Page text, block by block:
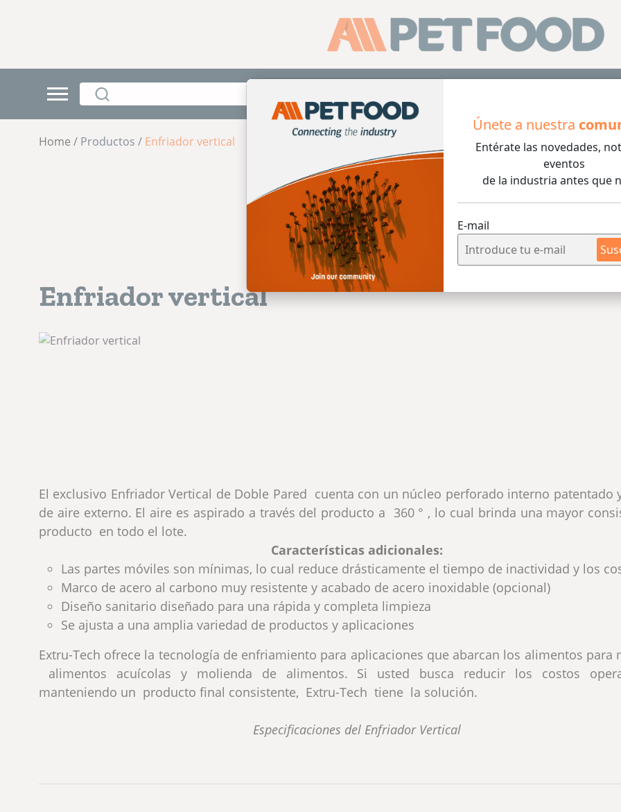
Únete a nuestra
Entérate las novedades,
eventos
de la industria antes que
E-mail
Home / Productos / Enfriador vertical
Enfriador vertical
El exclusivo Enfriador Vertical de Doble Pared cuenta con un núcleo perforado interno patentado
de aire externo. El aire es aspirado a través del producto a 360 ° , lo cual brinda una mayor
producto en todo el lote.
Características adicionales:
Las partes móviles son mínimas, lo cual reduce drásticamente el tiempo de inactividad y los
Marco de acero al carbono muy resistente y acabado de acero inoxidable (opcional)
Diseño sanitario diseñado para una rápida y completa limpieza
Se ajusta a una amplia variedad de productos y aplicaciones
Extru-Tech ofrece la tecnología de enfriamiento para aplicaciones que abarcan los alimentos para
alimentos acuícolas y molienda de alimentos. Si usted busca reducir los costos
manteniendo un producto final consistente, Extru-Tech tiene la solución.
Especificaciones del Enfriador Vertical